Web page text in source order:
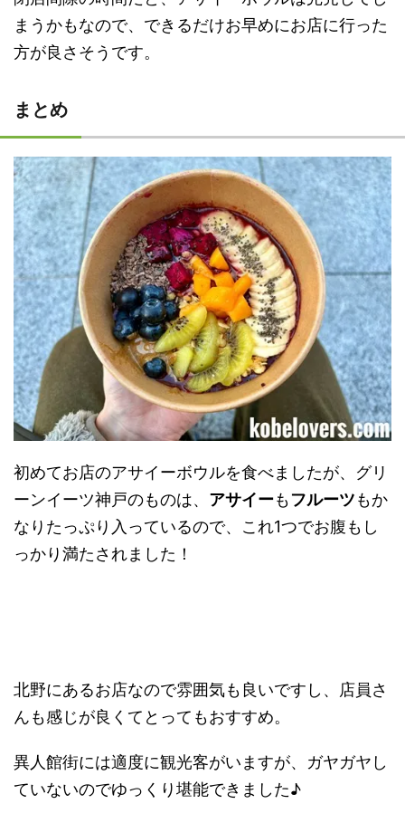
まうかもなので、できるだけお早めにお店に行った
方が良さそうです。
まとめ
初めてお店のアサイーボウルを食べましたが、グリ
ーンイーツ神戸のものは、 アサイーもフルーツもか
なりたっぷり入っているので、これ1つでお腹もし
っかり満たされました！
北野にあるお店なので雰囲気も良いですし、店員さ
んも感じが良くてとってもおすすめ。
異人館街には適度に観光客がいますが、ガヤガヤし
ていないのでゆっくり堪能できました♪